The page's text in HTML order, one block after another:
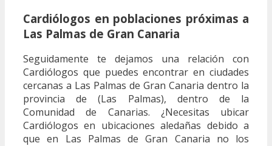
Cardiólogos en poblaciones próximas a
Las Palmas de Gran Canaria
Seguidamente te dejamos una relación con
Cardiólogos que puedes encontrar en ciudades
cercanas a Las Palmas de Gran Canaria dentro la
provincia de (Las Palmas), dentro de la
Comunidad de Canarias. ¿Necesitas ubicar
Cardiólogos en ubicaciones aledañas debido a
que en Las Palmas de Gran Canaria no los